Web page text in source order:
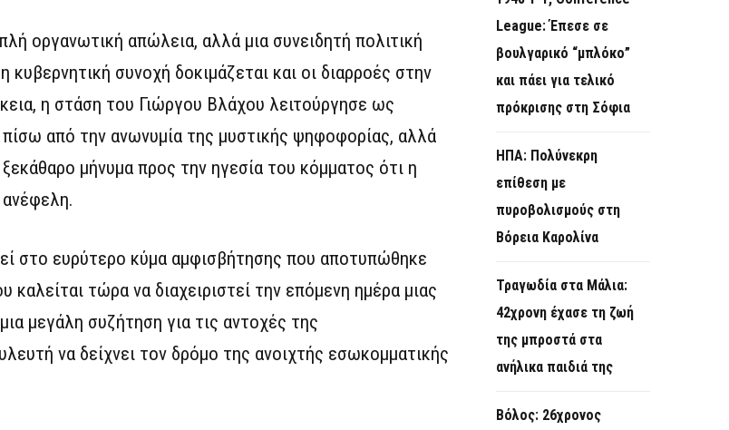
οργανωτική απώλεια, αλλά μια συνειδητή πολιτική
συνοχή δοκιμάζεται και οι διαρροές στην
η στάση του Γιώργου Βλάχου λειτούργησε ως
από την ανωνυμία της μυστικής ψηφοφορίας, αλλά
μήνυμα προς την ηγεσία του κόμματος ότι η
στο ευρύτερο κύμα αμφισβήτησης που αποτυπώθηκε
τώρα να διαχειριστεί την επόμενη ημέρα μιας
μεγάλη συζήτηση για τις αντοχές της
να δείχνει τον δρόμο της ανοιχτής εσωκομματικής
League: Έπεσε σε
βουλγαρικό “μπλόκο”
και πάει για τελικό
πρόκρισης στη Σόφια
ΗΠΑ: Πολύνεκρη
επίθεση με
πυροβολισμούς στη
Βόρεια Καρολίνα
Τραγωδία στα Μάλια:
42χρονη έχασε τη ζωή
της μπροστά στα
ανήλικα παιδιά της
Βόλος: 26χρονος